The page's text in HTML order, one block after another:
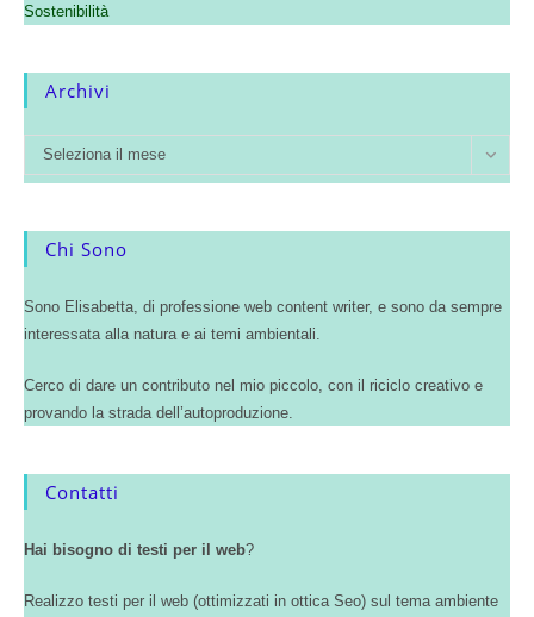
Sostenibilità
Archivi
Seleziona il mese
Chi Sono
Sono Elisabetta, di professione web content writer, e sono da sempre
interessata alla natura e ai temi ambientali.
Cerco di dare un contributo nel mio piccolo, con il riciclo creativo e
provando la strada dell’autoproduzione.
Contatti
Hai bisogno di testi per il web?
Realizzo testi per il web (ottimizzati in ottica Seo) sul tema ambiente